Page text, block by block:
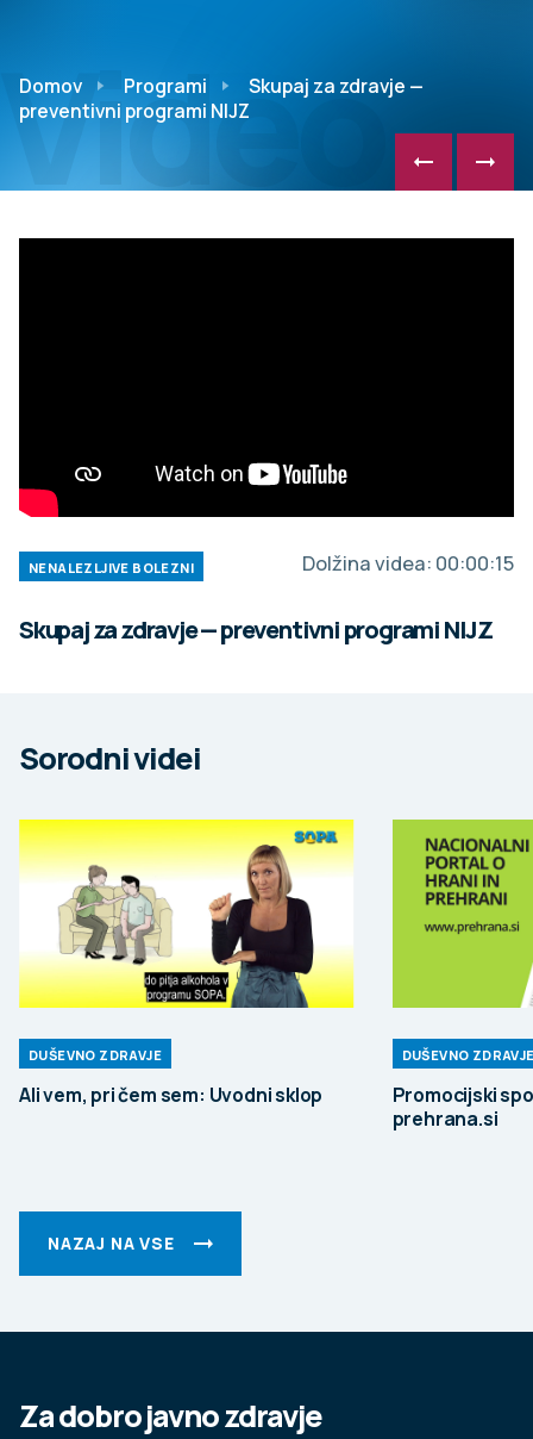
Video
Domov Programi
Skupaj za zdravje —
preventivni programi NIJZ
NENALEZLJIVE BOLEZNI Dolžina videa: 00:00:15
Skupaj za zdravje — preventivni programi NIJZ
Sorodni videi
DUŠEVNO ZDRAVJE
Ali vem, pri čem sem: Uvodni sklop
DUŠEVNO
Promocijski
prehrana.si
NAZAJ NA VSE
Za dobro javno zdravje